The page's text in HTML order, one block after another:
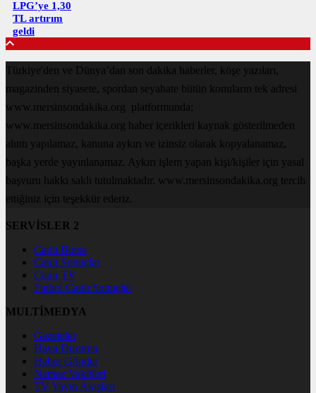
LPG’ye 1,30
TL artırım
geldi
Türkiye'den ve Dünya’dan son dakika haberler, köşe yazıları,
magazinden siyasete, spordan seyahate bütün konuların tek adresi
www.mersinsondakika.org platformunda;
www.mersinsondakika.org haber içerikleri kaynak gösterilmeden
alıntı yapılamaz, kanuna aykırı ve izinsiz olarak kopyalanamaz,
başka yerde yayınlanamaz. Aykırı işlem yapan kişi/kişiler için yasal
başvuru hakkı saklı tutulmaktadır. www.mersinsondakika.org tercih
ettiğiniz için teşekkür ederiz.
SERVİSLER 2
Canlı Borsa
Canlı Sonuçlar
Canlı TV
Futbol Canlı Sonuçlar
MULTİMEDYA
Gazeteler
Hava Durumu
Haber Gönder
Namaz Vakitleri
TV Yayın Akışları